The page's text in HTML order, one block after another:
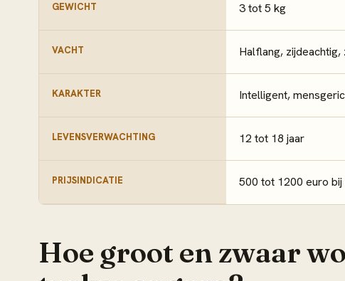
GEWICHT 3 tot 5 kg
VACHT Halflang,
KARAKTER Intelligent,
LEVENSVERWACHTING 12 tot 18 jaar
PRIJSINDICATIE 500 tot 1200 euro
Hoe groot en zwaar